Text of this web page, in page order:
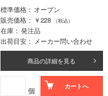
標準価格
オープン
販売価格
￥228 （税込）
在庫
発注品
出荷目安
メーカー問い合わせ
商品の詳細を見る
個 カートへ